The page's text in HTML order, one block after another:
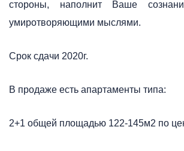
стороны, наполнит Ваше
умиротворяющими мыслями.
Срок сдачи 2020г.
В продаже есть апартаменты типа:
2+1 общей площадью 122-145м2 по